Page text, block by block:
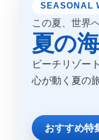
SEASONAL
この夏、世界
夏の
ビーチリゾー
心が動く夏の
おすすめ特